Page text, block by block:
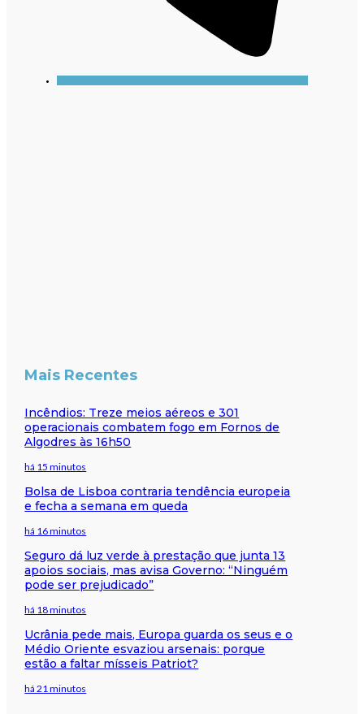
Mais Recentes
Incêndios: Treze meios aéreos e 301
operacionais combatem fogo em Fornos de
Algodres às 16h50
há 15 minutos
Bolsa de Lisboa contraria tendência europeia
e fecha a semana em queda
há 16 minutos
Seguro dá luz verde à prestação que junta 13
apoios sociais, mas avisa Governo: “Ninguém
pode ser prejudicado”
há 18 minutos
Ucrânia pede mais, Europa guarda os seus e o
Médio Oriente esvaziou arsenais: porque
estão a faltar mísseis Patriot?
há 21 minutos